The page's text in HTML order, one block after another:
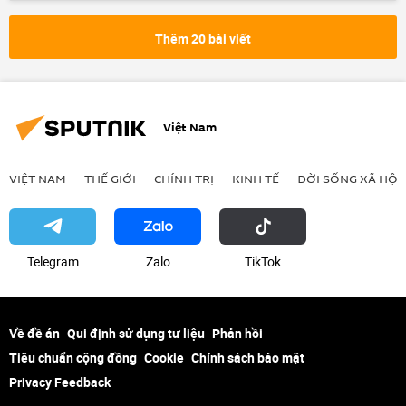
Hợp tác Nga-Việt
Valentina Matviyenko
Vyacheslav Volodin
Kinh tế
đàm phán
Thêm 20 bài viết
Việt Nam
VIỆT NAM THẾ GIỚI CHÍNH TRỊ KINH TẾ ĐỜI SỐNG XÃ HỘI
Telegram Zalo ТikТоk
Về đề án Qui định sử dụng tư liệu Phản hồi
Tiêu chuẩn cộng đồng Cookie Chính sách bảo mật
Privacy Feedback